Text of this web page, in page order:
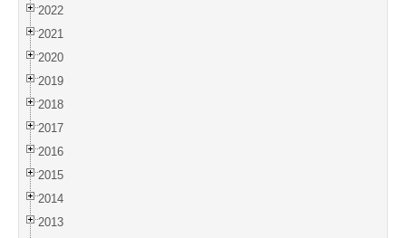
2022
2021
2020
2019
2018
2017
2016
2015
2014
2013